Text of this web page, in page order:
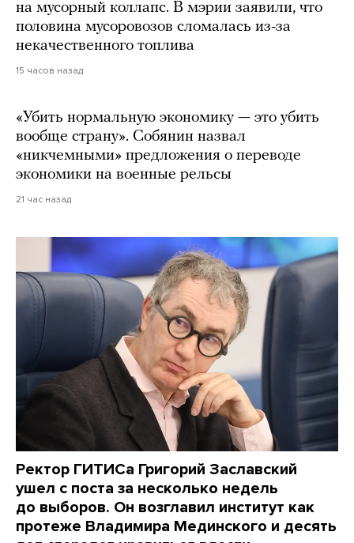
на мусорный коллапс. В мэрии заявили, что
половина мусоровозов сломалась из-за
некачественного топлива
15 часов назад
«Убить нормальную экономику — это убить
вообще страну». Собянин назвал
«никчемными» предложения о переводе
экономики на военные рельсы
21 час назад
Ректор ГИТИСа Григорий Заславский
ушел с поста за несколько недель
до выборов. Он возглавил институт как
протеже Владимира Мединского и десять